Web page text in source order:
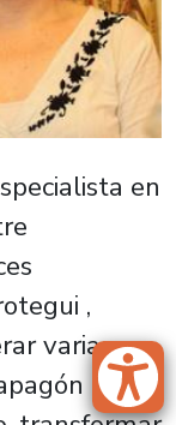
en
,
varias